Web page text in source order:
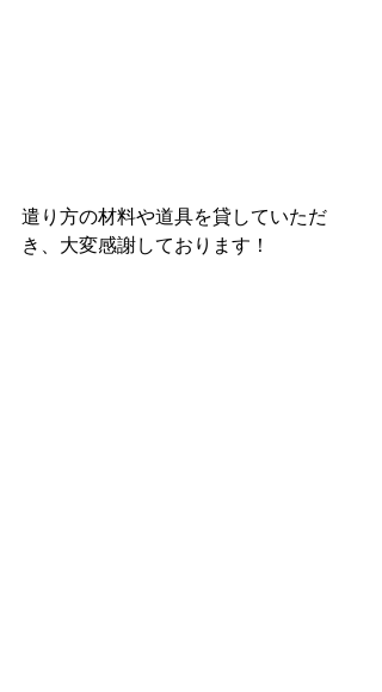
遣り方の材料や道具を貸していただ
き、大変感謝しております！